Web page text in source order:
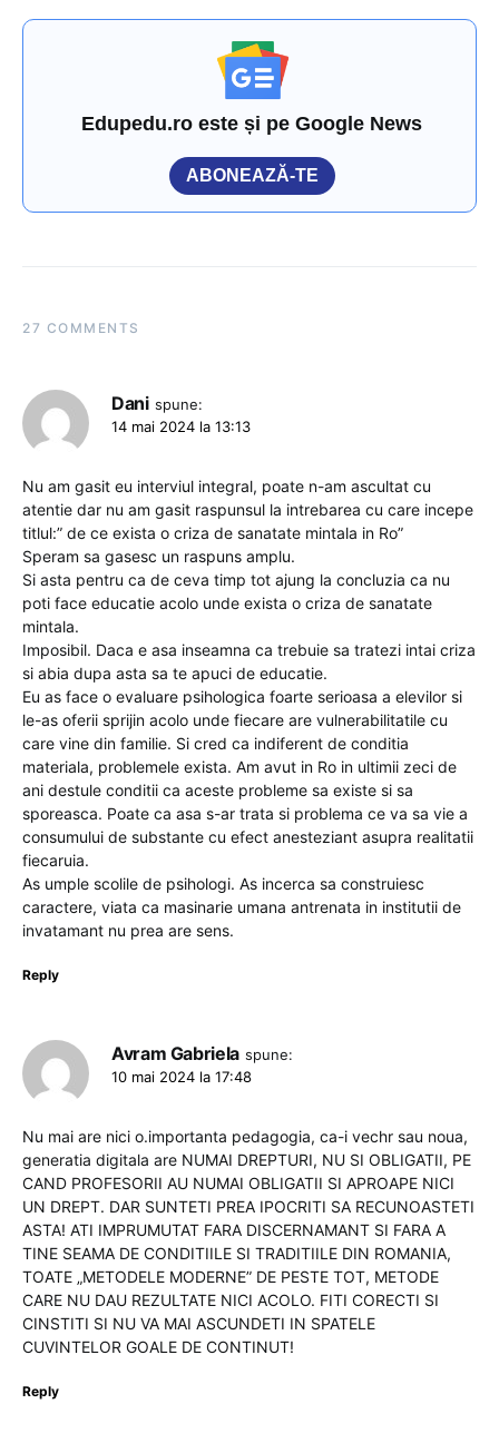
Edupedu.ro este și pe Google News
ABONEAZĂ-TE
27 COMMENTS
Dani spune:
14 mai 2024 la 13:13
Nu am gasit eu interviul integral, poate n-am ascultat cu
atentie dar nu am gasit raspunsul la intrebarea cu care incepe
titlul:” de ce exista o criza de sanatate mintala in Ro”
Speram sa gasesc un raspuns amplu.
Si asta pentru ca de ceva timp tot ajung la concluzia ca nu
poti face educatie acolo unde exista o criza de sanatate
mintala.
Imposibil. Daca e asa inseamna ca trebuie sa tratezi intai criza
si abia dupa asta sa te apuci de educatie.
Eu as face o evaluare psihologica foarte serioasa a elevilor si
le-as oferii sprijin acolo unde fiecare are vulnerabilitatile cu
care vine din familie. Si cred ca indiferent de conditia
materiala, problemele exista. Am avut in Ro in ultimii zeci de
ani destule conditii ca aceste probleme sa existe si sa
sporeasca. Poate ca asa s-ar trata si problema ce va sa vie a
consumului de substante cu efect anesteziant asupra realitatii
fiecaruia.
As umple scolile de psihologi. As incerca sa construiesc
caractere, viata ca masinarie umana antrenata in institutii de
invatamant nu prea are sens.
Reply
Avram Gabriela spune:
10 mai 2024 la 17:48
Nu mai are nici o.importanta pedagogia, ca-i vechr sau noua,
generatia digitala are NUMAI DREPTURI, NU SI OBLIGATII, PE
CAND PROFESORII AU NUMAI OBLIGATII SI APROAPE NICI
UN DREPT. DAR SUNTETI PREA IPOCRITI SA RECUNOASTETI
ASTA! ATI IMPRUMUTAT FARA DISCERNAMANT SI FARA A
TINE SEAMA DE CONDITIILE SI TRADITIILE DIN ROMANIA,
TOATE „METODELE MODERNE” DE PESTE TOT, METODE
CARE NU DAU REZULTATE NICI ACOLO. FITI CORECTI SI
CINSTITI SI NU VA MAI ASCUNDETI IN SPATELE
CUVINTELOR GOALE DE CONTINUT!
Reply